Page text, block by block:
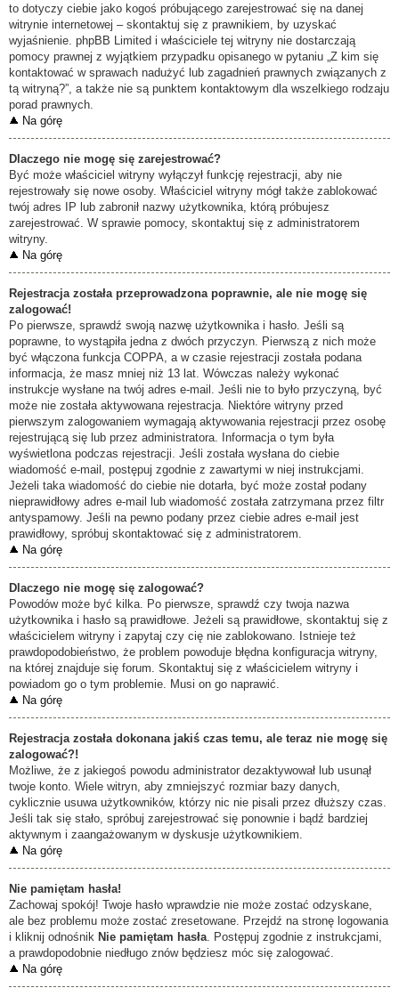
to dotyczy ciebie jako kogoś próbującego zarejestrować się na danej
witrynie internetowej – skontaktuj się z prawnikiem, by uzyskać
wyjaśnienie. phpBB Limited i właściciele tej witryny nie dostarczają
pomocy prawnej z wyjątkiem przypadku opisanego w pytaniu „Z kim się
kontaktować w sprawach nadużyć lub zagadnień prawnych związanych z
tą witryną?”, a także nie są punktem kontaktowym dla wszelkiego rodzaju
porad prawnych.
Na górę
Dlaczego nie mogę się zarejestrować?
Być może właściciel witryny wyłączył funkcję rejestracji, aby nie
rejestrowały się nowe osoby. Właściciel witryny mógł także zablokować
twój adres IP lub zabronił nazwy użytkownika, którą próbujesz
zarejestrować. W sprawie pomocy, skontaktuj się z administratorem
witryny.
Na górę
Rejestracja została przeprowadzona poprawnie, ale nie mogę się
zalogować!
Po pierwsze, sprawdź swoją nazwę użytkownika i hasło. Jeśli są
poprawne, to wystąpiła jedna z dwóch przyczyn. Pierwszą z nich może
być włączona funkcja COPPA, a w czasie rejestracji została podana
informacja, że masz mniej niż 13 lat. Wówczas należy wykonać
instrukcje wysłane na twój adres e-mail. Jeśli nie to było przyczyną, być
może nie została aktywowana rejestracja. Niektóre witryny przed
pierwszym zalogowaniem wymagają aktywowania rejestracji przez osobę
rejestrującą się lub przez administratora. Informacja o tym była
wyświetlona podczas rejestracji. Jeśli została wysłana do ciebie
wiadomość e-mail, postępuj zgodnie z zawartymi w niej instrukcjami.
Jeżeli taka wiadomość do ciebie nie dotarła, być może został podany
nieprawidłowy adres e-mail lub wiadomość została zatrzymana przez filtr
antyspamowy. Jeśli na pewno podany przez ciebie adres e-mail jest
prawidłowy, spróbuj skontaktować się z administratorem.
Na górę
Dlaczego nie mogę się zalogować?
Powodów może być kilka. Po pierwsze, sprawdź czy twoja nazwa
użytkownika i hasło są prawidłowe. Jeżeli są prawidłowe, skontaktuj się z
właścicielem witryny i zapytaj czy cię nie zablokowano. Istnieje też
prawdopodobieństwo, że problem powoduje błędna konfiguracja witryny,
na której znajduje się forum. Skontaktuj się z właścicielem witryny i
powiadom go o tym problemie. Musi on go naprawić.
Na górę
Rejestracja została dokonana jakiś czas temu, ale teraz nie mogę się
zalogować?!
Możliwe, że z jakiegoś powodu administrator dezaktywował lub usunął
twoje konto. Wiele witryn, aby zmniejszyć rozmiar bazy danych,
cyklicznie usuwa użytkowników, którzy nic nie pisali przez dłuższy czas.
Jeśli tak się stało, spróbuj zarejestrować się ponownie i bądź bardziej
aktywnym i zaangażowanym w dyskusje użytkownikiem.
Na górę
Nie pamiętam hasła!
Zachowaj spokój! Twoje hasło wprawdzie nie może zostać odzyskane,
ale bez problemu może zostać zresetowane. Przejdź na stronę logowania
i kliknij odnośnik Nie pamiętam hasła. Postępuj zgodnie z instrukcjami,
a prawdopodobnie niedługo znów będziesz móc się zalogować.
Na górę